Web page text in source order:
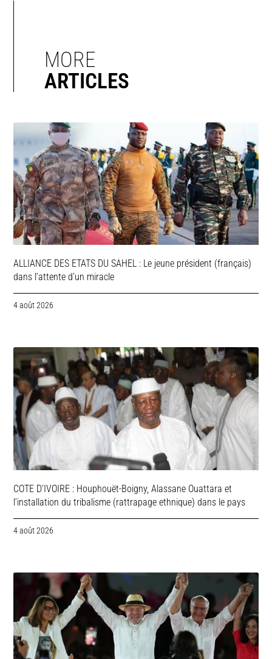
MORE
ARTICLES
ALLIANCE DES ETATS DU SAHEL : Le jeune président (français)
dans l’attente d’un miracle
4 août 2026
COTE D’IVOIRE : Houphouët-Boigny, Alassane Ouattara et
l’installation du tribalisme (rattrapage ethnique) dans le pays
4 août 2026